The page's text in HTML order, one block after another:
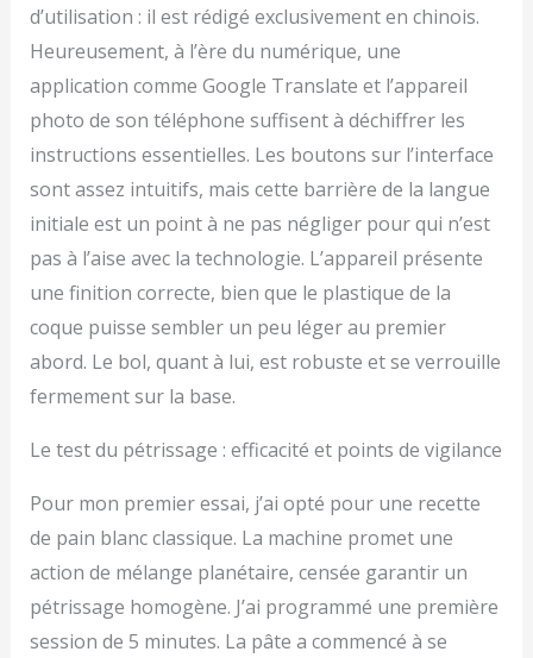
d’utilisation : il est rédigé exclusivement en chinois.
Heureusement, à l’ère du numérique, une
application comme Google Translate et l’appareil
photo de son téléphone suffisent à déchiffrer les
instructions essentielles. Les boutons sur l’interface
sont assez intuitifs, mais cette barrière de la langue
initiale est un point à ne pas négliger pour qui n’est
pas à l’aise avec la technologie. L’appareil présente
une finition correcte, bien que le plastique de la
coque puisse sembler un peu léger au premier
abord. Le bol, quant à lui, est robuste et se verrouille
fermement sur la base.
Le test du pétrissage : efficacité et points de vigilance
Pour mon premier essai, j’ai opté pour une recette
de pain blanc classique. La machine promet une
action de mélange planétaire, censée garantir un
pétrissage homogène. J’ai programmé une première
session de 5 minutes. La pâte a commencé à se